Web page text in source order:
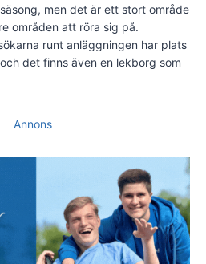
men det är ett stort område
områden att röra sig på.
runt anläggningen har plats
det finns även en lekborg som